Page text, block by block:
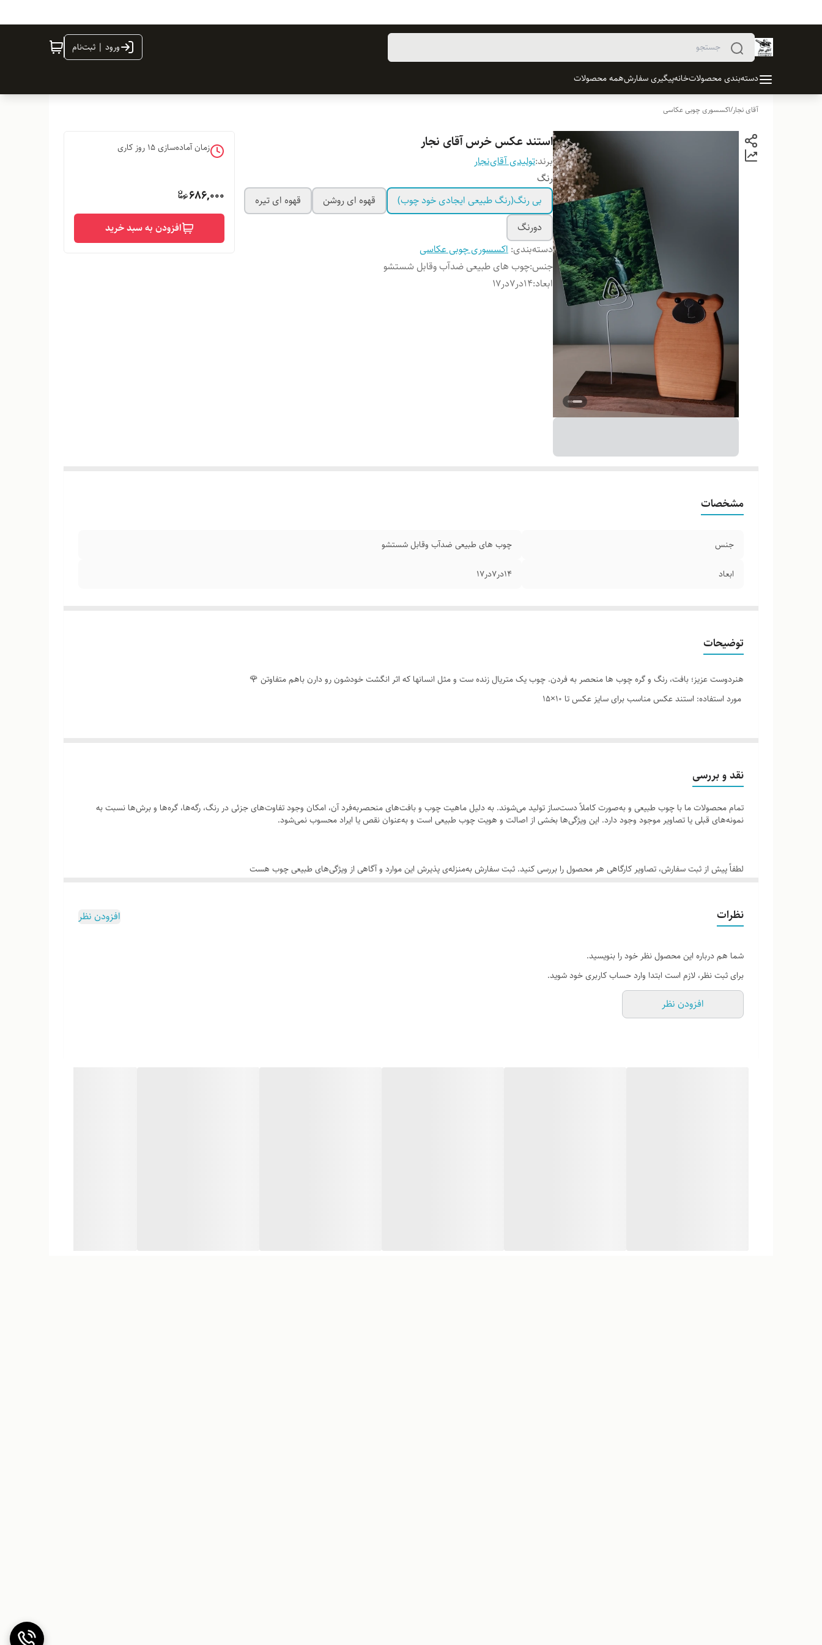
ورود | ثبت‌نام
دسته‌بندی محصولاتخانهپیگیری سفارشهمه محصولات
آقای نجار/اکسسوری چوبی عکاسی
استند عکس خرس آقای نجار
برند:تولیدی آقای‌نجار
رنگ
بی رنگ(رنگ طبیعی ایجادی خود چوب)
قهوه ای روشن
قهوه ای تیره
دورنگ
دسته‌بندی: اکسسوری چوبی عکاسی
جنس:چوب‌ های طبیعی ضدآب وقابل شستشو
ابعاد:۱۴در۷در۱۷
زمان آماده‌سازی15 روز کاری
686,000
افزودن به سبد خرید
مشخصات
جنس چوب‌ های طبیعی ضدآب وقابل شستشو
ابعاد ۱۴در۷در۱۷
توضیحات
هنردوست عزیز؛ بافت، رنگ و گره چوب ها منحصر به فردن. چوب یک متریال زنده ست و مثل انسانها که اثر انگشت خودشون رو دارن باهم متفاوتن 🌹
مورد استفاده: استند عکس مناسب برای سایز عکس تا ۱۰×۱۵
نقد و بررسی
تمام محصولات ما با چوب طبیعی و به‌صورت کاملاً دست‌ساز تولید می‌شوند. به دلیل ماهیت چوب و بافت‌های منحصر‌به‌فرد آن، امکان وجود تفاوت‌های جزئی در رنگ، رگه‌ها، گره‌ها و برش‌ها نسبت به
نمونه‌های قبلی یا تصاویر موجود وجود دارد. این ویژگی‌ها بخشی از اصالت و هویت چوب طبیعی است و به‌عنوان نقص یا ایراد محسوب نمی‌شود.
لطفاً پیش از ثبت سفارش، تصاویر کارگاهی هر محصول را بررسی کنید. ثبت سفارش به‌منزله‌ی پذیرش این موارد و آگاهی از ویژگی‌های طبیعی چوب هست
نظرات افزودن نظر
شما هم درباره این محصول نظر خود را بنویسید.
برای ثبت نظر، لازم است ابتدا وارد حساب کاربری خود شوید.
افزودن نظر